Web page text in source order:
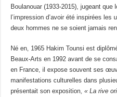
Boulanouar (1933-2015), jugeant
l’impression d’avoir été inspirées les
deux hommes ne se soient jamais
Né en, 1965 Hakim Tounsi est
Beaux-Arts en 1992 avant de se
en France, il expose souvent ses
manifestations culturelles dans
présentait son exposition,« La rive